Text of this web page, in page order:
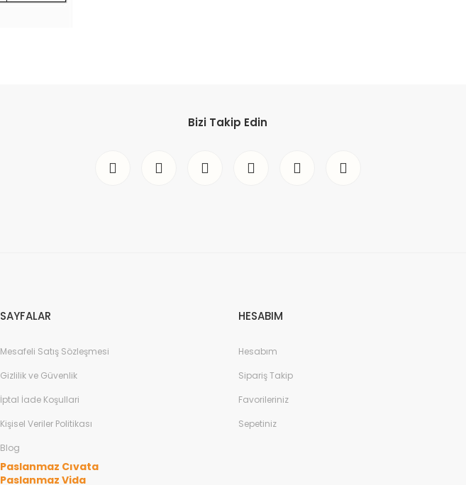
Bizi Takip Edin
SAYFALAR
Mesafeli Satış Sözleşmesi
Gizlilik ve Güvenlik
İptal İade Koşullari
Kişisel Veriler Politikası
Blog
Paslanmaz Cıvata
Paslanmaz Vida
HESABIM
Hesabım
Sipariş Takip
Favorileriniz
Sepetiniz